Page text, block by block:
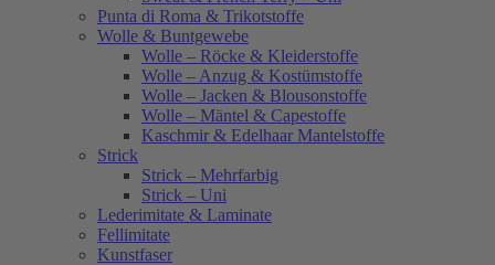
Punta di Roma & Trikotstoffe
Wolle & Buntgewebe
Wolle – Röcke & Kleiderstoffe
Wolle – Anzug & Kostümstoffe
Wolle – Jacken & Blousonstoffe
Wolle – Mäntel & Capestoffe
Kaschmir & Edelhaar Mantelstoffe
Strick
Strick – Mehrfarbig
Strick – Uni
Lederimitate & Laminate
Fellimitate
Kunstfaser